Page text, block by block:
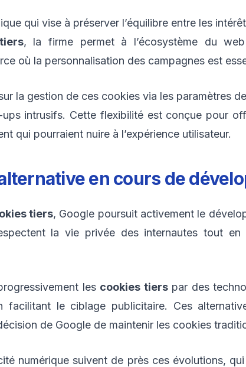
qui vise à préserver l’équilibre entre les
, la firme permet à l’écosystème du
où la personnalisation des campagnes est
la gestion de ces cookies via les paramètres
intrusifs. Cette flexibilité est conçue pour
qui pourraient nuire à l’expérience utilisateur.
en cours de
tiers, Google poursuit activement le
la vie privée des internautes tout
les cookies tierspar des
facilitant le ciblage publicitaire. Ces
de Google de maintenir les cookies
numérique suivent de près ces évolutions,